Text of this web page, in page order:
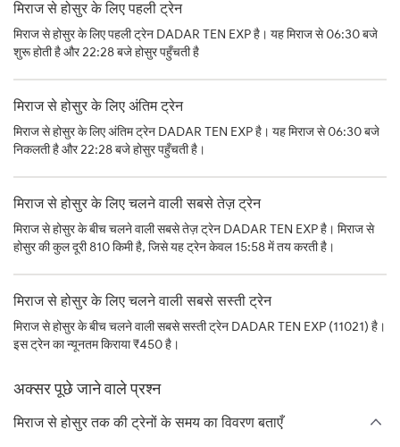
मिराज से होसुर के लिए पहली ट्रेन
मिराज से होसुर के लिए पहली ट्रेन DADAR TEN EXP है। यह मिराज से 06:30 बजे
शुरू होती है और 22:28 बजे होसुर पहुँचती है
मिराज से होसुर के लिए अंतिम ट्रेन
मिराज से होसुर के लिए अंतिम ट्रेन DADAR TEN EXP है। यह मिराज से 06:30 बजे
निकलती है और 22:28 बजे होसुर पहुँचती है।
मिराज से होसुर के लिए चलने वाली सबसे तेज़ ट्रेन
मिराज से होसुर के बीच चलने वाली सबसे तेज़ ट्रेन DADAR TEN EXP है। मिराज से
होसुर की कुल दूरी 810 किमी है, जिसे यह ट्रेन केवल 15:58 में तय करती है।
मिराज से होसुर के लिए चलने वाली सबसे सस्ती ट्रेन
मिराज से होसुर के बीच चलने वाली सबसे सस्ती ट्रेन DADAR TEN EXP (11021) है।
इस ट्रेन का न्यूनतम किराया ₹450 है।
अक्सर पूछे जाने वाले प्रश्न
मिराज से होसुर तक की ट्रेनों के समय का विवरण बताएँ